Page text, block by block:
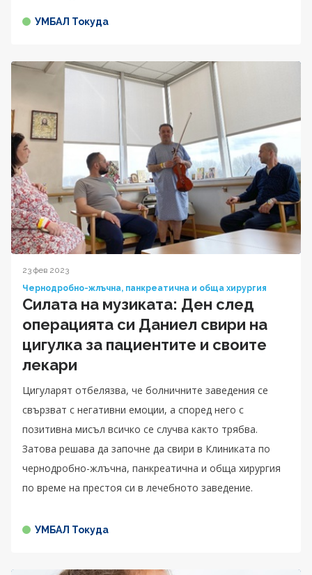
УМБАЛ Токуда
23 фев 2023
Чернодробно-жлъчна, панкреатична и обща хирургия
Силата на музиката: Ден след
операцията си Даниел свири на
цигулка за пациентите и своите
лекари
Цигуларят отбелязва, че болничните заведения се
свързват с негативни емоции, а според него с
позитивна мисъл всичко се случва както трябва.
Затова решава да започне да свири в Клиниката по
чернодробно-жлъчна, панкреатична и обща хирургия
по време на престоя си в лечебното заведение.
УМБАЛ Токуда